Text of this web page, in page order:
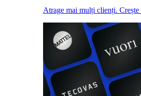
Atrage mai mulți clienți. Crește